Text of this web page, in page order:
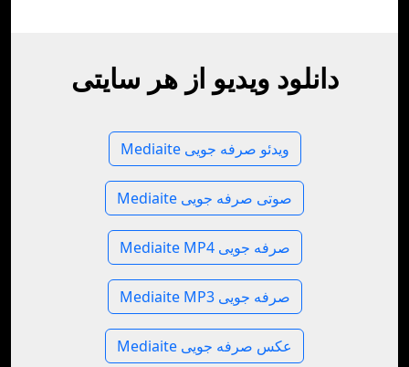
دانلود ویدیو از هر سایتی
Mediaite ویدئو صرفه جویی
Mediaite صوتی صرفه جویی
Mediaite MP4 صرفه جویی
Mediaite MP3 صرفه جویی
Mediaite عکس صرفه جویی